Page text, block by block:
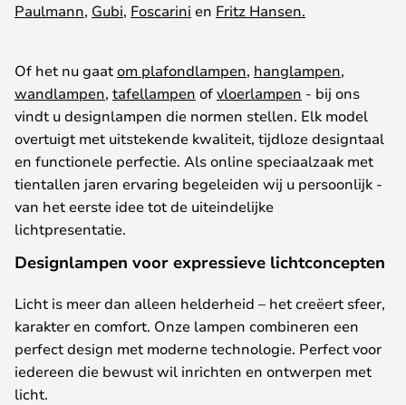
Paulmann, Gubi, Foscarini en Fritz Hansen.
Of het nugaatom plafondlampen, hanglampen,
wandlampen, tafellampen ofvloerlampen - bij ons
vindt udesignlampen die normen stellen. Elk model
overtuigt met uitstekende kwaliteit, tijdlozedesigntaal
en functionele perfectie. Als online speciaalzaak met
tientallen jaren ervaring begeleiden wij u persoonlijk -
van heteerste ideetot de uiteindelijke
lichtpresentatie.
Designlampen voor expressieve lichtconcepten
Licht is meerdan alleen helderheid – hetcreëert sfeer,
karakteren comfort. Onze lampen combineren een
perfectdesign met modernetechnologie. Perfectvoor
iedereen die bewustwil inrichten en ontwerpen met
licht.